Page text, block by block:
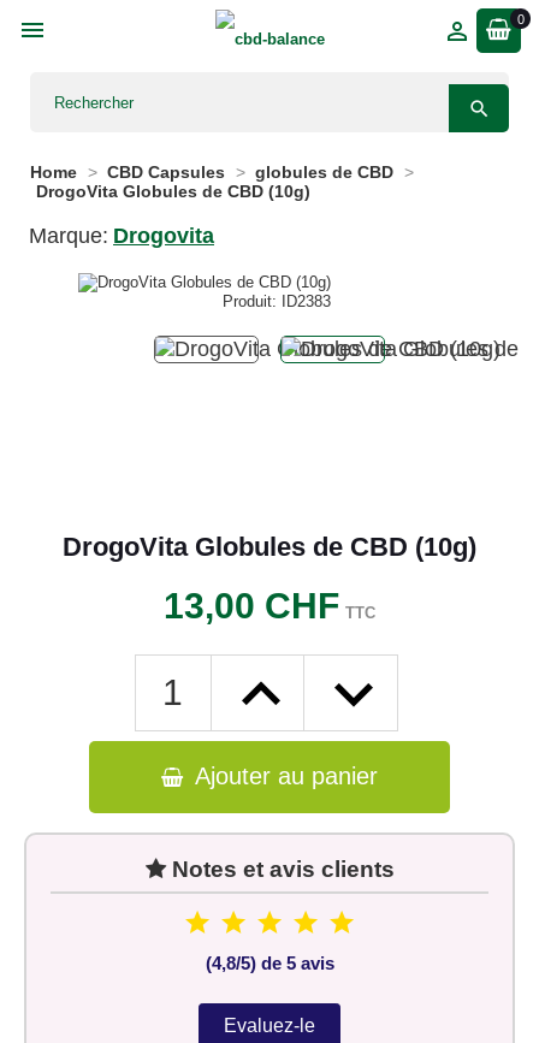
 0


Home CBD Capsules
globules de CBD
DrogoVita Globules de CBD (10g)
Marque: Drogovita
Produit: ID2383
DrogoVita Globules de CBD (10g)
13,00 CHF TTC
Ajouter au panier
Notes et avis clients
(4,8/5) de 5 avis
Evaluez-le